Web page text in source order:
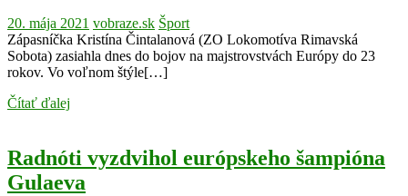
20. mája 2021 vobraze.sk Šport
Zápasníčka Kristína Čintalanová (ZO Lokomotíva Rimavská
Sobota) zasiahla dnes do bojov na majstrovstvách Európy do 23
rokov. Vo voľnom štýle[…]
Čítať ďalej
Radnóti vyzdvihol európskeho šampióna
Gulaeva